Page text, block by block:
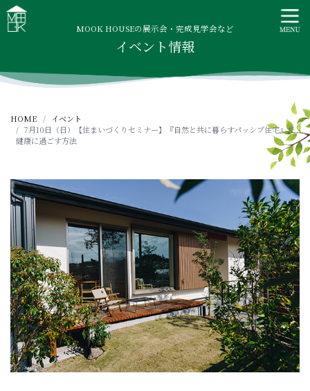
t
MOOK HOUSE ムックハウス
MOOK HOUSEはかごしま素材で建てる木の住まい。自然を
感じる四季に合わせた暮らし、家族がずっと住み継げる暮ら
MOOK HOUSEの展示会・完成見学会など
イベント情報
HOME
イベント
7月10日（日）【住まいづくりセミナー】『自然と共に暮らすパッシブ住宅』で
健康に過ごす方法